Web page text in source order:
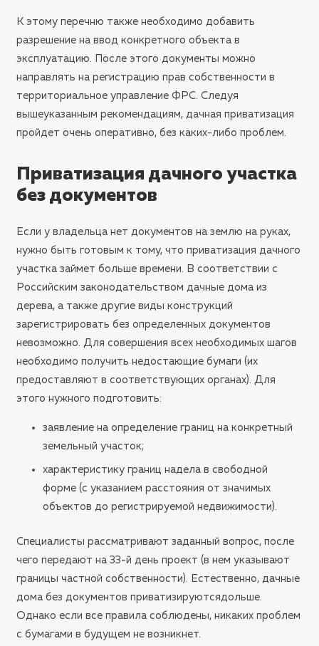
К этому перечню также необходимо добавить
разрешение на ввод конкретного объекта в
эксплуатацию. После этого документы можно
направлять на регистрацию прав собственности в
территориальное управление ФРС. Следуя
вышеуказанным рекомендациям, дачная приватизация
пройдет очень оперативно, без каких-либо проблем.
Приватизация дачного участка
без документов
Если у владельца нет документов на землю на руках,
нужно быть готовым к тому, что приватизация дачного
участка займет больше времени. В соответствии с
Российским законодательством дачные дома из
дерева, а также другие виды конструкций
зарегистрировать без определенных документов
невозможно. Для совершения всех необходимых шагов
необходимо получить недостающие бумаги (их
предоставляют в соответствующих органах). Для
этого нужного подготовить:
заявление на определение границ на конкретный
земельный участок;
характеристику границ надела в свободной
форме (с указанием расстояния от значимых
объектов до регистрируемой недвижимости).
Специалисты рассматривают заданный вопрос, после
чего передают на 33-й день проект (в нем указывают
границы частной собственности). Естественно, дачные
дома без документов приватизируютсядольше.
Однако если все правила соблюдены, никаких проблем
с бумагами в будущем не возникнет.